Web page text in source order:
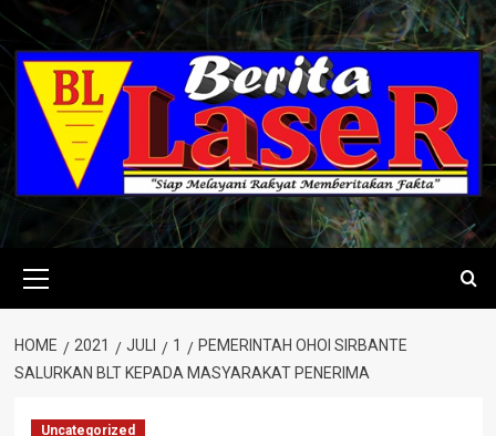
Skip
to
content
Menu
HOME 2021 JULI 1
PEMERINTAH OHOI SIRBANTE
SALURKAN BLT KEPADA MASYARAKAT PENERIMA
Uncategorized